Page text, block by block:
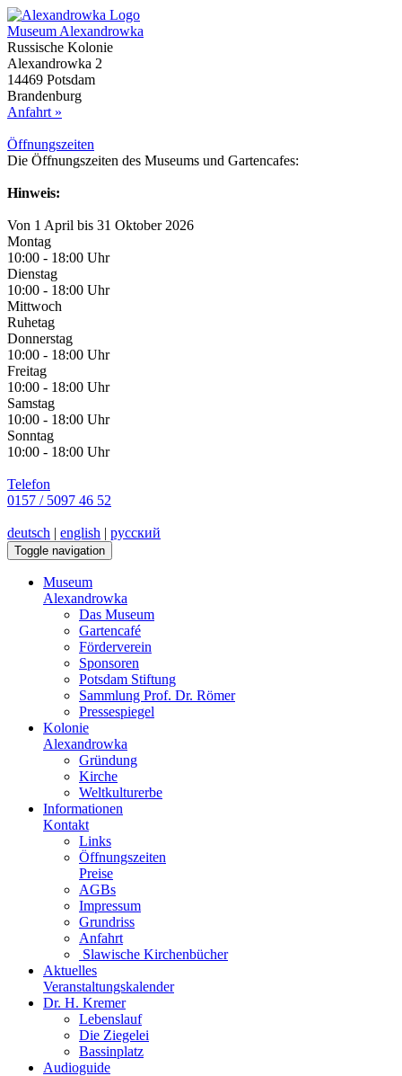
Museum Alexandrowka
Russische Kolonie
Alexandrowka 2
14469 Potsdam
Brandenburg
Anfahrt »
Öffnungs­zeiten
Die Öffnungszeiten des Museums und Gartencafes:
Hinweis:
Von 1 April bis 31 Oktober 2026
Montag
10:00 - 18:00 Uhr
Dienstag
10:00 - 18:00 Uhr
Mittwoch
Ruhetag
Donnerstag
10:00 - 18:00 Uhr
Freitag
10:00 - 18:00 Uhr
Samstag
10:00 - 18:00 Uhr
Sonntag
10:00 - 18:00 Uhr
Telefon
0157 / 5097 46 52
deutsch | english | русский
Toggle navigation
Museum
Alexandrowka
Das Museum
Gartencafé
Förderverein
Sponsoren
Potsdam Stiftung
Sammlung Prof. Dr. Römer
Pressespiegel
Kolonie
Alexandrowka
Gründung
Kirche
Weltkulturerbe
Informationen
Kontakt
Links
Öffnungszeiten
Preise
AGBs
Impressum
Grundriss
Anfahrt
Slawische Kirchenbücher
Aktuelles
Veranstaltungskalender
Dr. H. Kremer
Lebenslauf
Die Ziegelei
Bassinplatz
Audioguide